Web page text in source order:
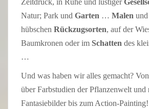
Natur; Park und Garten … Malen
hübschen Rückzugsorten, auf der
Baumkronen oder im Schatten des
…
Und was haben wir alles gemacht?
über Farbstudien der Pflanzenwelt und
Fantasiebilder bis zum Action-Painting!